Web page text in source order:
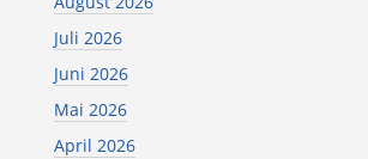
Juli 2026
Juni 2026
Mai 2026
April 2026